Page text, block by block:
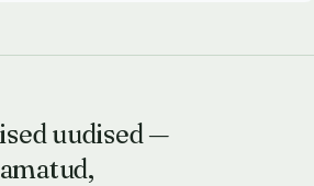
uudised —